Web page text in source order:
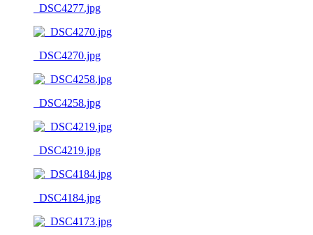
_DSC4277.jpg
_DSC4270.jpg
_DSC4258.jpg
_DSC4219.jpg
_DSC4184.jpg